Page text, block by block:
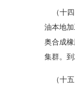
（十四
油本地
奥合成
集群。
（十五